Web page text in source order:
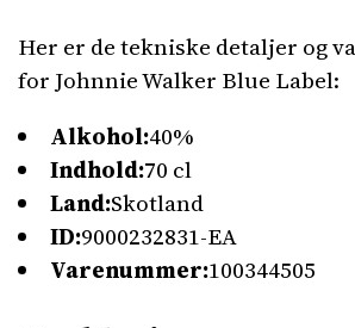
Her er de tekniske detaljer og
for Johnnie Walker Blue Label:
Alkohol:40%
Indhold:70 cl
Land:Skotland
ID:9000232831-EA
Varenummer:100344505